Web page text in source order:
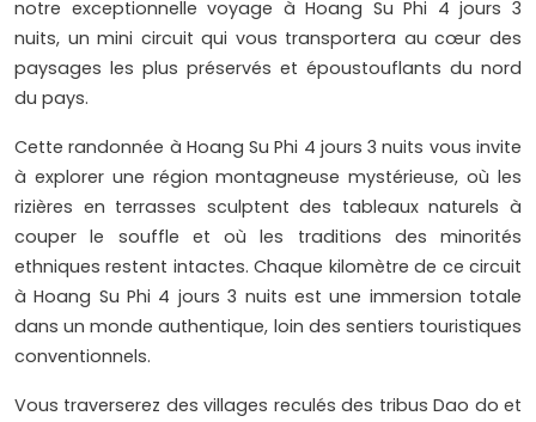
notre exceptionnelle voyage à Hoang Su Phi 4 jours 3
nuits, un mini circuit qui vous transportera au cœur des
paysages les plus préservés et époustouflants du nord
du pays.
Cette randonnée à Hoang Su Phi 4 jours 3 nuits vous invite
à explorer une région montagneuse mystérieuse, où les
rizières en terrasses sculptent des tableaux naturels à
couper le souffle et où les traditions des minorités
ethniques restent intactes. Chaque kilomètre de ce circuit
à Hoang Su Phi 4 jours 3 nuits est une immersion totale
dans un monde authentique, loin des sentiers touristiques
conventionnels.
Vous traverserez des villages reculés des tribus Dao do et